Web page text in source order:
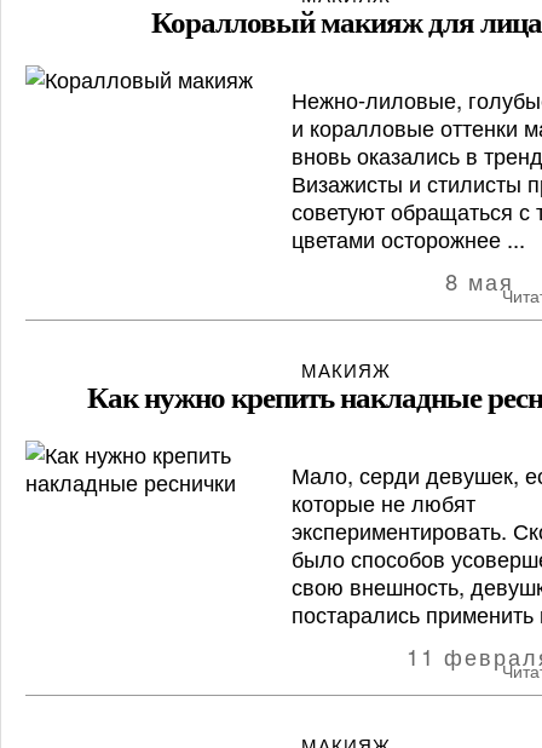
Коралловый макияж для лица
Нежно-лиловые,
и коралловые оттенки
вновь оказались в
Визажисты и стилисты
советуют обращаться с
цветами осторожнее ...
8 мая
МАКИЯЖ
Как нужно крепить накладные
Мало, серди девушек,
которые не любят
экспериментировать.
было способов
свою внешность,
постарались применить
11